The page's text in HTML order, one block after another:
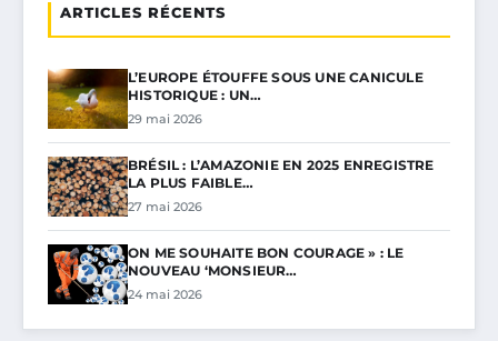
ARTICLES RÉCENTS
L’EUROPE ÉTOUFFE SOUS UNE CANICULE
HISTORIQUE : UN…
29 mai 2026
BRÉSIL : L’AMAZONIE EN 2025 ENREGISTRE
LA PLUS FAIBLE…
27 mai 2026
ON ME SOUHAITE BON COURAGE » : LE
NOUVEAU ‘MONSIEUR…
24 mai 2026